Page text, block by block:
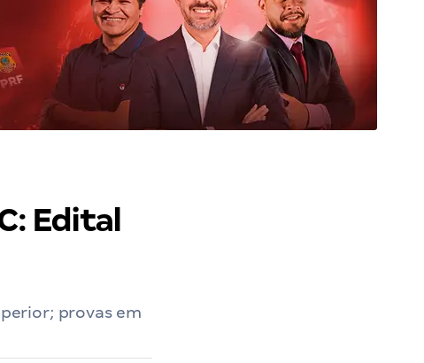
Edital
provas em